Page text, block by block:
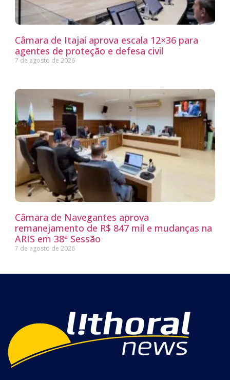
Câmara de Itajaí aprova escala 12×36 para
agentes de proteção e defesa civil
7 de agosto de 2026
Câmara de Navegantes aprova
remanejamento de R$ 847 mil e mudanças na
ARIS em 38ª Sessão
7 de agosto de 2026